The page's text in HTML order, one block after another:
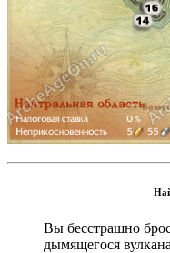
Вы бесстрашно
дымящегося